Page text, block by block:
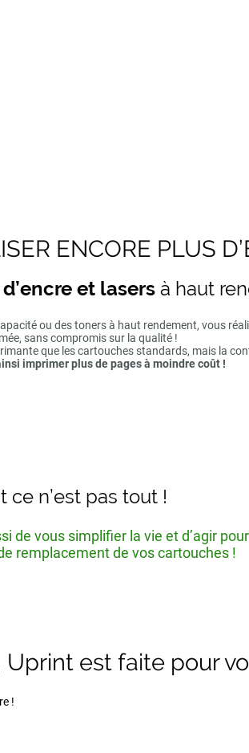
ENCORE PLUS
et lasersà haut
ou des toners à haut rendement, vous
sans compromis sur la qualité !
que les cartouches standards, mais la
imprimer plus de pages à moindre coût !
ce n’est pas tout !
de vous simplifier la vie et d’agir
remplacement de vos cartouches !
est faite pour
!